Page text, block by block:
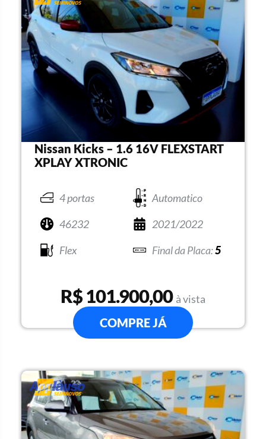
Nissan Kicks – 1.6 16V FLEXSTART
XPLAY XTRONIC
4 portas
Automatico
46232
2021/2022
Flex
5
R$ 101.900,00 à vista
COMPRE JÁ